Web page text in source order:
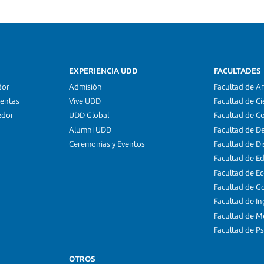
EXPERIENCIA UDD
Admisión
Vive UDD
UDD Global
Alumni UDD
Ceremonias y Eventos
FACULTADES
Facultad de
Facultad de
Facultad de
Facultad de
Facultad de
Facultad de
Facultad de
Facultad de
Facultad de
Facultad de
Facultad de
OTROS